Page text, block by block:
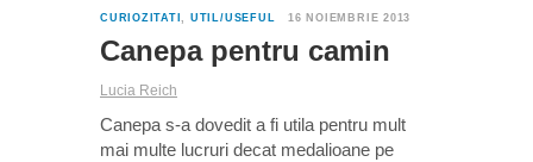
CURIOZITATI, UTIL/USEFUL 16 NOIEMBRIE 2013
Canepa pentru camin
Lucia Reich
Canepa s-a dovedit a fi utila pentru mult
mai multe lucruri decat medalioane pe